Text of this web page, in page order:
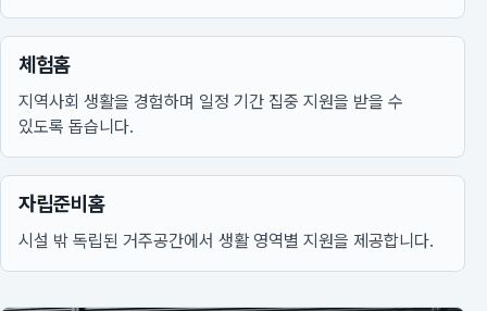
체험홈
지역사회 생활을 경험하며 일정 기간 집중 지원을 받을 수
있도록 돕습니다.
자립준비홈
시설 밖 독립된 거주공간에서 생활 영역별 지원을 제공합니다.